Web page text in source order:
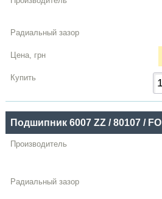
Подшипник 6007 ZZ / 80107 / FO